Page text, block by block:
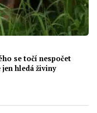
se točí nespočet
hledá živiny